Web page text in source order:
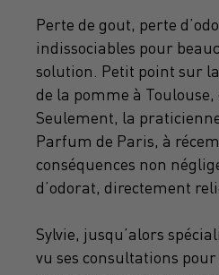
Perte de gout, perte
indissociables pour
solution. Petit point sur la
de la pomme à
Seulement, la
Parfum de Paris, à
conséquences non
d’odorat, directement
Sylvie, jusqu’alors
vu ses consultations pour